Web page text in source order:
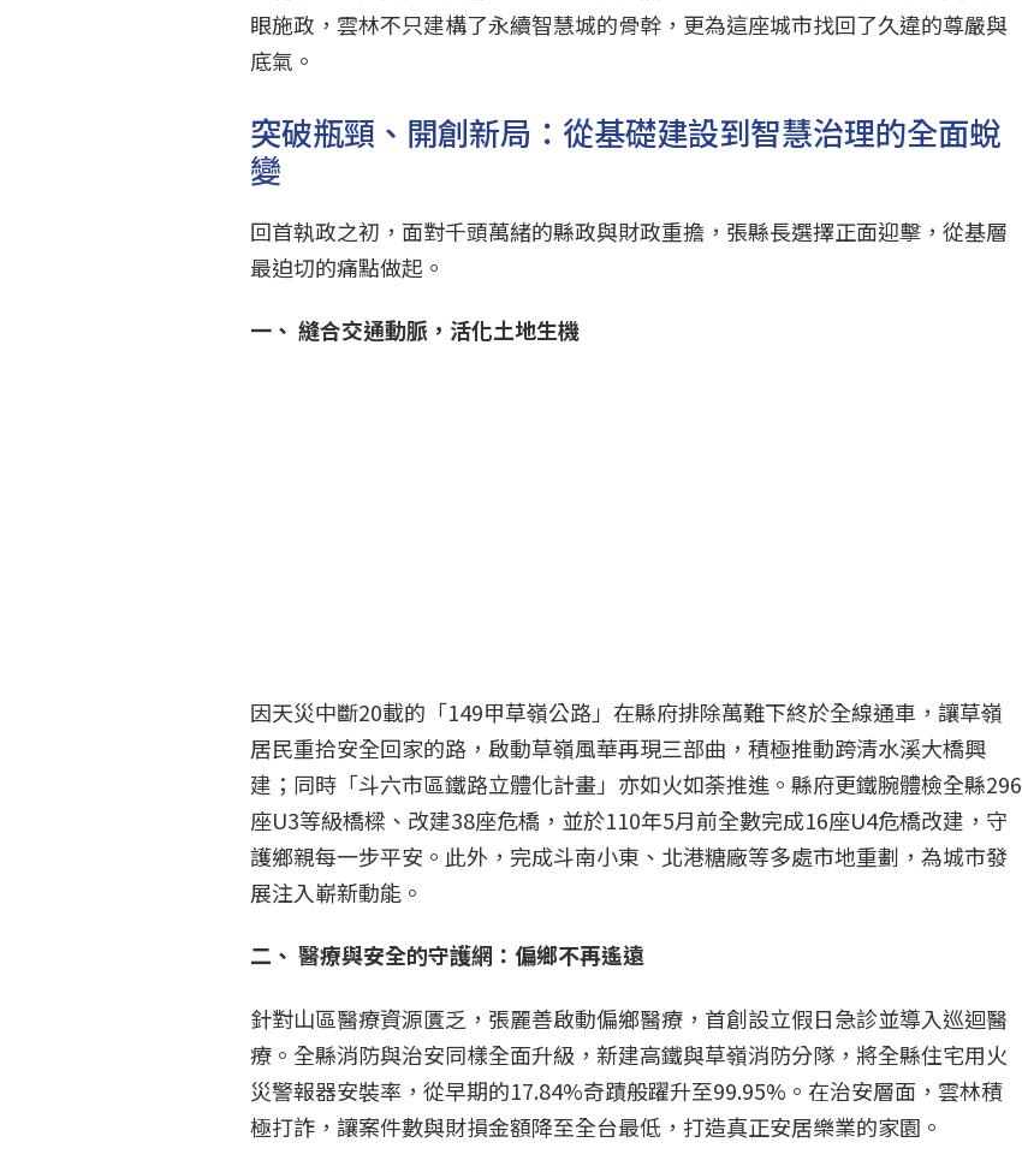
眼施政，雲林不只建構了永續智慧城的骨幹，更為這座城市找回了久違的尊嚴與
底氣。
突破瓶頸、開創新局：從基礎建設到智慧治理的全面蛻
變
回首執政之初，面對千頭萬緒的縣政與財政重擔，張縣長選擇正面迎擊，從基層
最迫切的痛點做起。
一、縫合交通動脈，活化土地生機
因天災中斷20載的「149甲草嶺公路」在縣府排除萬難下終於全線通車，讓草嶺
居民重拾安全回家的路，啟動草嶺風華再現三部曲，積極推動跨清水溪大橋興
建；同時「斗六市區鐵路立體化計畫」亦如火如荼推進。縣府更鐵腕體檢全縣296
座U3等級橋樑、改建38座危橋，並於110年5月前全數完成16座U4危橋改建，守
護鄉親每一步平安。此外，完成斗南小東、北港糖廠等多處市地重劃，為城市發
展注入嶄新動能。
二、醫療與安全的守護網：偏鄉不再遙遠
針對山區醫療資源匱乏，張麗善啟動偏鄉醫療，首創設立假日急診並導入巡迴醫
療。全縣消防與治安同樣全面升級，新建高鐵與草嶺消防分隊，將全縣住宅用火
災警報器安裝率，從早期的17.84%奇蹟般躍升至99.95%。在治安層面，雲林積
極打詐，讓案件數與財損金額降至全台最低，打造真正安居樂業的家園。